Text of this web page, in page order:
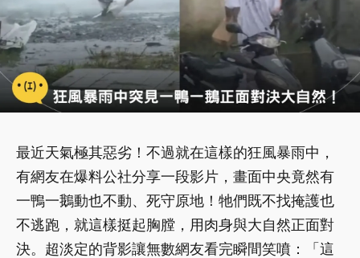
最近天氣極其惡劣！不過就在這樣的狂風暴雨中，
有網友在爆料公社分享一段影片，畫面中央竟然有
一鴨一鵝動也不動、死守原地！牠們既不找掩護也
不逃跑，就這樣挺起胸膛，用肉身與大自然正面對
決。超淡定的背影讓無數網友看完瞬間笑噴：「這